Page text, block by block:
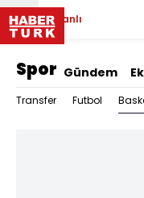
Canlı
Spor Gündem
Transfer Futbol